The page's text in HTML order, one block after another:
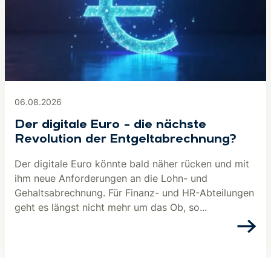
06.08.2026
Der digitale Euro – die nächste
Revolution der Entgeltabrechnung?
Der digitale Euro könnte bald näher rücken und mit
ihm neue Anforderungen an die Lohn- und
Gehaltsabrechnung. Für Finanz- und HR-Abteilungen
geht es längst nicht mehr um das Ob, so...